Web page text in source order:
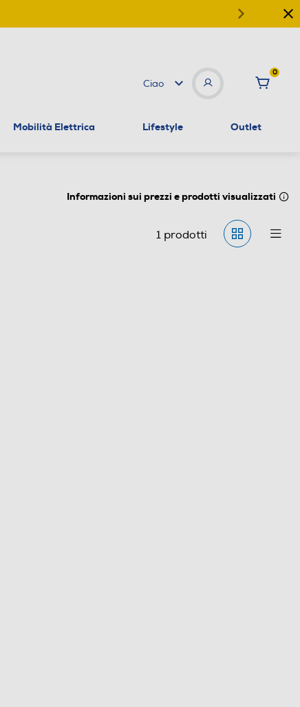
Ciao
0
Mobilità Elettrica Lifestyle Outlet
Informazioni sui prezzi e prodotti visualizzati
1prodotti